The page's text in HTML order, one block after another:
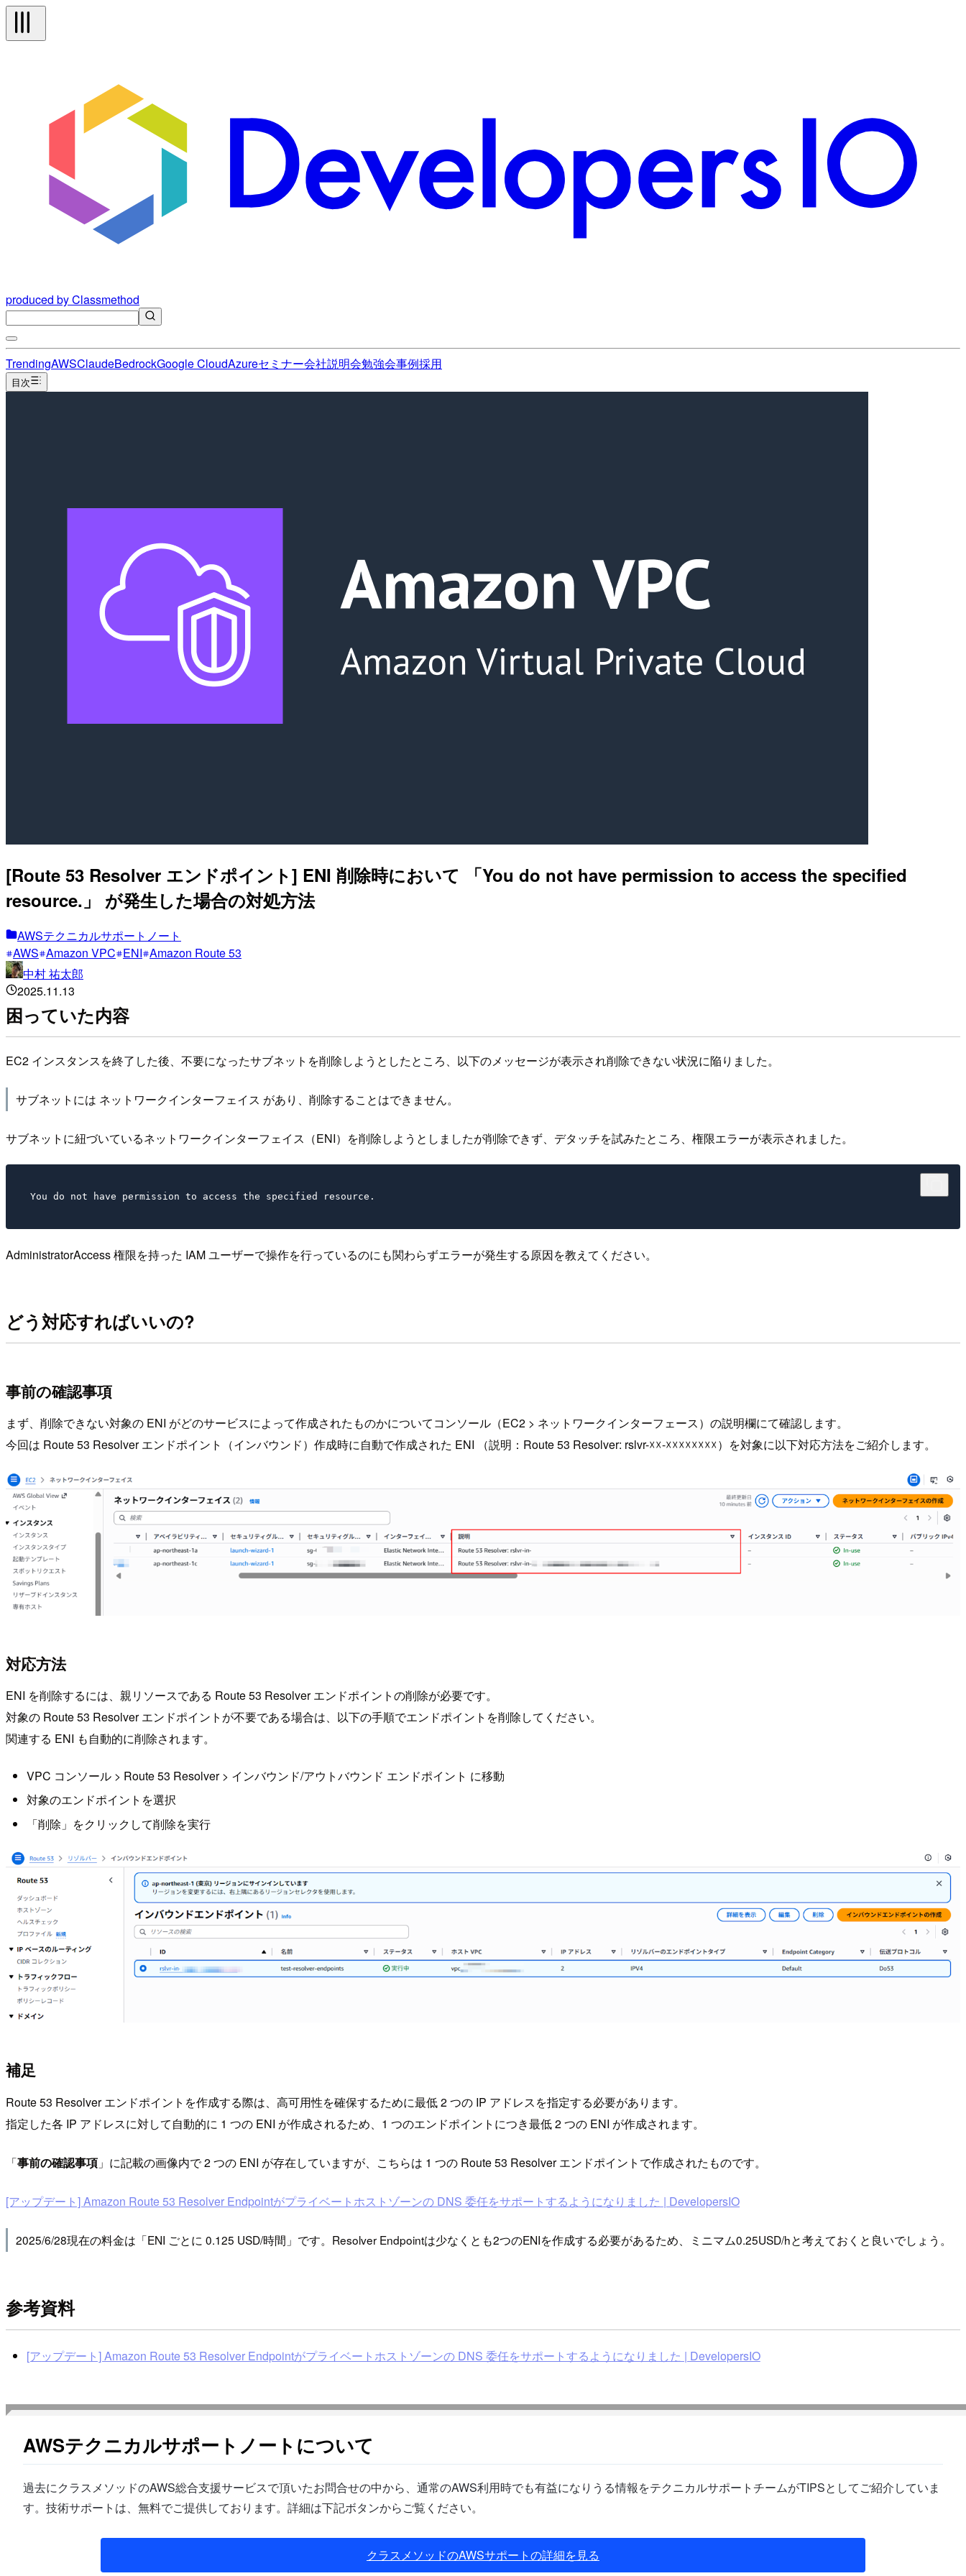
produced by Classmethod
TrendingAWSClaudeBedrockGoogle CloudAzureセミナー会社説明会勉強会事例採用
目次
[Route 53 Resolver エンドポイント] ENI 削除時において 「You do not have permission to access the specified
resource.」 が発生した場合の対処方法
AWSテクニカルサポートノート
AWS Amazon VPC ENI Amazon Route 53
中村 祐太郎
2025.11.13
困っていた内容
EC2 インスタンスを終了した後、不要になったサブネットを削除しようとしたところ、以下のメッセージが表示され削除できない状況に陥りました。
サブネットには ネットワークインターフェイス があり、削除することはできません。
サブネットに紐づいているネットワークインターフェイス（ENI）を削除しようとしましたが削除できず、デタッチを試みたところ、権限エラーが表示されました。
AdministratorAccess 権限を持った IAM ユーザーで操作を行っているのにも関わらずエラーが発生する原因を教えてください。
どう対応すればいいの?
事前の確認事項
まず、削除できない対象の ENI がどのサービスによって作成されたものかについてコンソール（EC2 > ネットワークインターフェース）の説明欄にて確認します。
今回は Route 53 Resolver エンドポイント（インバウンド）作成時に自動で作成された ENI （説明：Route 53 Resolver: rslvr-☓☓-☓☓☓☓☓☓☓☓）を対象に以下対応方法をご紹介します。
対応方法
ENI を削除するには、親リソースである Route 53 Resolver エンドポイントの削除が必要です。
対象の Route 53 Resolver エンドポイントが不要である場合は、以下の手順でエンドポイントを削除してください。
関連する ENI も自動的に削除されます。
VPC コンソール > Route 53 Resolver > インバウンド/アウトバウンド エンドポイント に移動
対象のエンドポイントを選択
「削除」をクリックして削除を実行
補足
Route 53 Resolver エンドポイントを作成する際は、高可用性を確保するために最低 2 つの IP アドレスを指定する必要があります。
指定した各 IP アドレスに対して自動的に 1 つの ENI が作成されるため、1 つのエンドポイントにつき最低 2 つの ENI が作成されます。
「事前の確認事項 」に記載の画像内で 2 つの ENI が存在していますが、こちらは 1 つの Route 53 Resolver エンドポイントで作成されたものです。
[アップデート] Amazon Route 53 Resolver Endpointがプライベートホストゾーンの DNS 委任をサポートするようになりました | DevelopersIO
2025/6/28現在の料金は「ENI ごとに 0.125 USD/時間」です。Resolver Endpointは少なくとも2つのENIを作成する必要があるため、ミニマム0.25USD/hと考えておくと良いでしょう。
参考資料
[アップデート] Amazon Route 53 Resolver Endpointがプライベートホストゾーンの DNS 委任をサポートするようになりました | DevelopersIO
AWSテクニカルサポートノートについて
過去にクラスメソッドのAWS総合支援サービスで頂いたお問合せの中から、通常のAWS利用時でも有益になりうる情報をテクニカルサポートチームがTIPSとしてご紹介していま
す。技術サポートは、無料でご提供しております。詳細は下記ボタンからご覧ください。
クラスメソッドのAWSサポートの詳細を見る